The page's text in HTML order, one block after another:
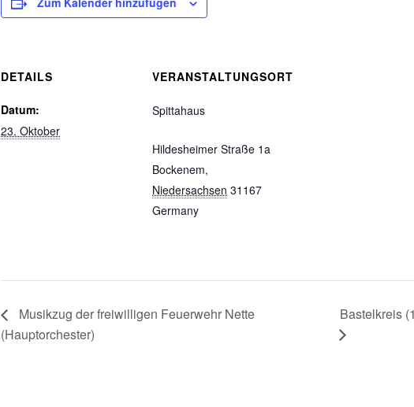
DETAILS
Datum:
23. Oktober
VERANSTALTUNGSORT
Spittahaus
Hildesheimer Straße 1a
Bockenem,
Niedersachsen 31167
Germany
Musikzug der freiwilligen Feuerwehr Nette
(Hauptorchester)
Bastelkreis